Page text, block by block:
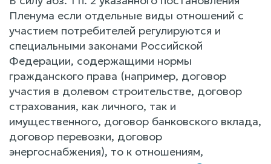
Пленума если отдельные виды отношений с
участием потребителей регулируются и
специальными законами Российской
Федерации, содержащими нормы
гражданского права (например, договор
участия в долевом строительстве, договор
страхования, как личного, так и
имущественного, договор банковского вклада,
договор перевозки, договор
энергоснабжения), то к отношениям,